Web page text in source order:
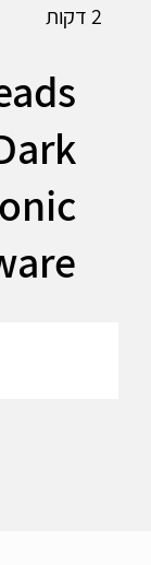
2 דקות